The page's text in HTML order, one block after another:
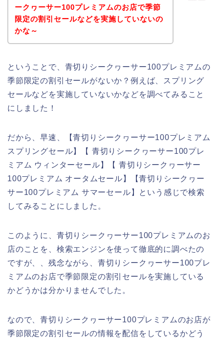
ークヮーサー100プレミアムのお店で季節
限定の割引セールなどを実施していないの
かな～
ということで、青切りシークヮーサー100プレミアムの
季節限定の割引セールがないか？例えば、スプリング
セールなどを実施していないかなどを調べてみること
にしました！
だから、早速、【青切りシークヮーサー100プレミアム
スプリングセール】【 青切りシークヮーサー100プレ
ミアム ウィンターセール】【 青切りシークヮーサー
100プレミアム オータムセール】【青切りシークヮー
サー100プレミアム サマーセール】という感じで検索
してみることにしました。
このように、青切りシークヮーサー100プレミアムのお
店のことを、検索エンジンを使って徹底的に調べたの
ですが、、残念ながら、青切りシークヮーサー100プレ
ミアムのお店で季節限定の割引セールを実施している
かどうかは分かりませんでした。
なので、青切りシークヮーサー100プレミアムのお店が
季節限定の割引セールの情報を配信をしているかどう